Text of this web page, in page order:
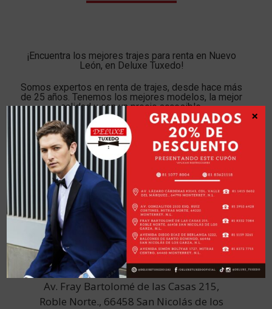
¡Encuentra los mejores trajes para renta en Nuevo
León, en Deluxe Tuxedo!
Somos expertos en renta de trajes, desde hace más
de 25 años. Tenemos los mejores modelos, la mejor
calidad y con un precio accesible.
La renta de tu traje, se volverá una experiencia única
Renta tu traje con nosotros, y viste con elegancia y a
la moda.
Av. Fray Bartolomé de las Casas 215,
Roble Norte., 66458 San Nicolás de los
×